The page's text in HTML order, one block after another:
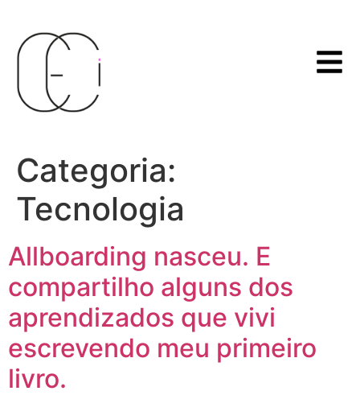
Categoria:
Tecnologia
Allboarding nasceu. E
compartilho alguns dos
aprendizados que vivi
escrevendo meu primeiro
livro.